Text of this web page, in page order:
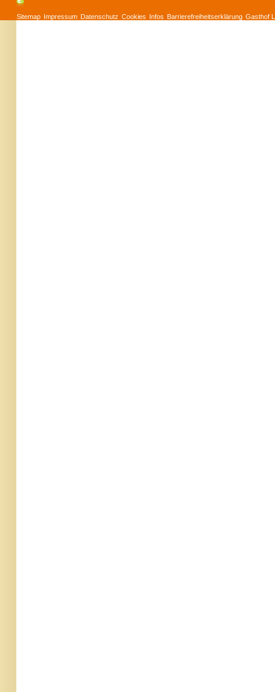
Sitemap Impressum Datenschutz Cookies Infos Barrierefreiheitserklärung Gasthof